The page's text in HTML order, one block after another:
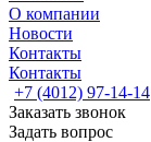
О компании
Новости
Контакты
Контакты
+7 (4012) 97-14-14
Заказать звонок
Задать вопрос